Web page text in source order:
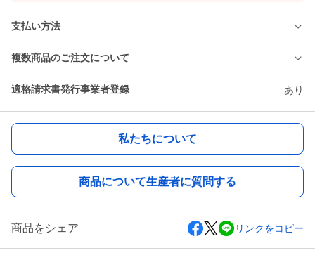
支払い方法
複数商品のご注文について
適格請求書発行事業者登録 あり
私たちについて
商品について生産者に質問する
商品をシェア リンクをコピー